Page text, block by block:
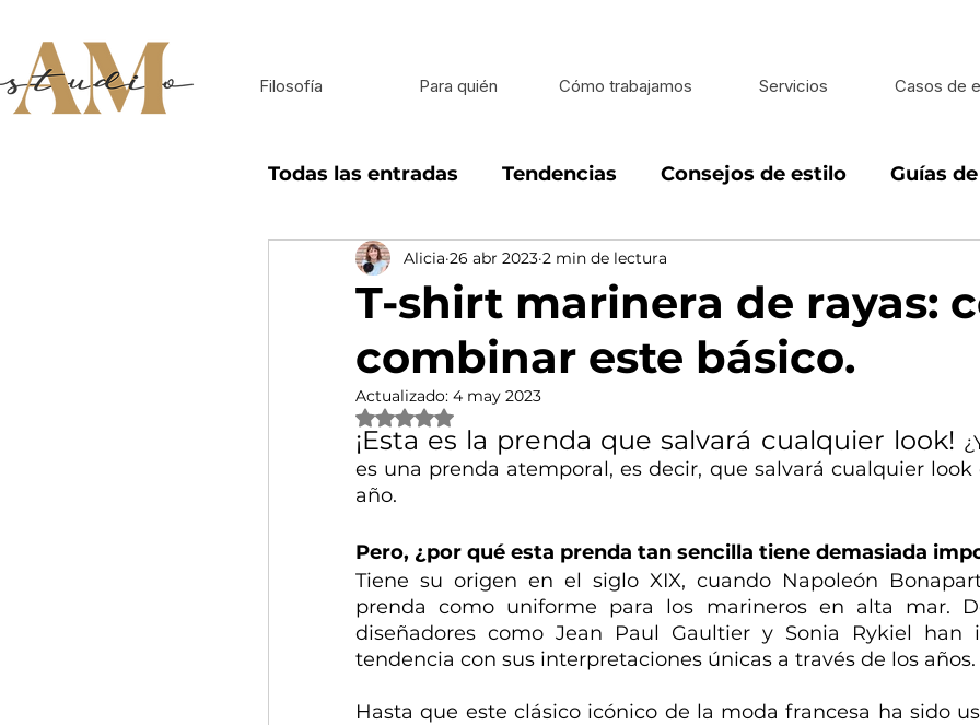
Filosofía Para quién Cómo trabajamos Servicios Casos de
Todas las entradas Tendencias Consejos de estilo Guías
Inspiración para looks Estilo de vida
T-shirt marinera de rayas:
combinar este básico.
Alicia 26 abr 2023 2 min de lectura
Actualizado: 4 may 2023
Obtuvo NaN de 5 estrellas.
¡Esta es la prenda que salvará cualquier look!
es una prenda atemporal, es decir, que salvará cualquier
año.
Pero, ¿por qué esta prenda tan sencilla tiene demasiada
Tiene su origen en el siglo XIX, cuando Napoleón
prenda como uniforme para los marineros en alta mar.
diseñadores como Jean Paul Gaultier y Sonia Rykiel han
tendencia con sus interpretaciones únicas a través de los años.
Hasta que este clásico icónico de la moda francesa ha sido